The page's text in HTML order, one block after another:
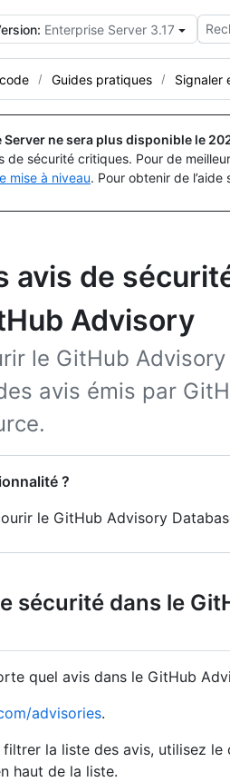
Enterprise Server 3.17
Guides pratiques Signaler
ne sera plus disponible le
sécurité critiques. Pour de
mise à niveau. Pour obtenir de
avis de
Advisory
le GitHub
avis émis par
?
le GitHub Advisory
sécurité dans le
quel avis dans le GitHub
advisories.
la liste des avis, utilisez le
haut de la liste.